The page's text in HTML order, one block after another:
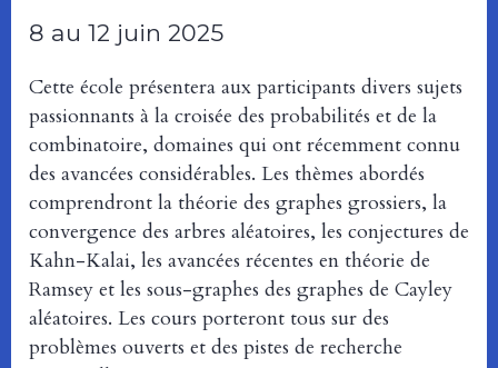
8 au 12 juin 2025
Cette école présentera aux participants divers sujets
passionnants à la croisée des probabilités et de la
combinatoire, domaines qui ont récemment connu
des avancées considérables. Les thèmes abordés
comprendront la théorie des graphes grossiers, la
convergence des arbres aléatoires, les conjectures de
Kahn-Kalai, les avancées récentes en théorie de
Ramsey et les sous-graphes des graphes de Cayley
aléatoires. Les cours porteront tous sur des
problèmes ouverts et des pistes de recherche